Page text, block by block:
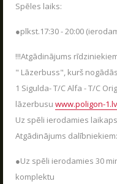
Spēles laiks:
●plkst.17:30 - 20:00
!!!Atgādinājums
" Lāzerbuss", kurš
1 Sigulda- T/C Alfa - T/C
lāzerbusu www.poligon-
Uz spēli ierodamies
Atgādinājums dalībniekiem:
●Uz spēli ierodamies 30
komplektu
SKOLĒNU
08.04.2026
Jaudīgākā klases